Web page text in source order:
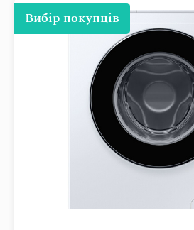
Вибір покупців